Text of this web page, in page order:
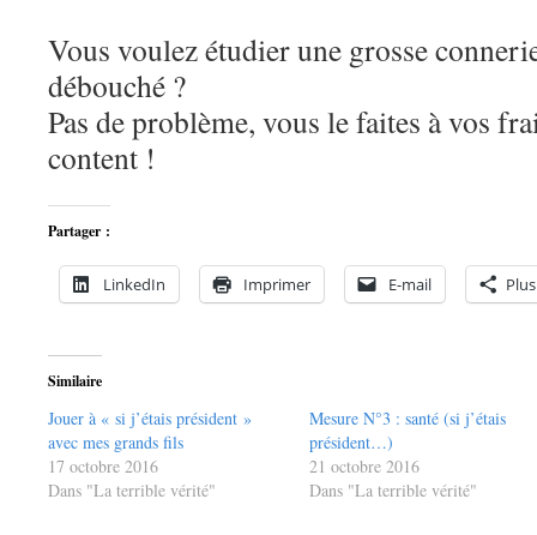
Vous voulez étudier une grosse
débouché ?
Pas de problème, vous le faites à vos
content !
Partager :
LinkedIn Imprimer E-mail Plus
Similaire
Jouer à « si j’étais président »
avec mes grands fils
17 octobre 2016
Dans "La terrible vérité"
Mesure N°3 : santé (si j’étais
président…)
21 octobre 2016
Dans "La terrible vérité"